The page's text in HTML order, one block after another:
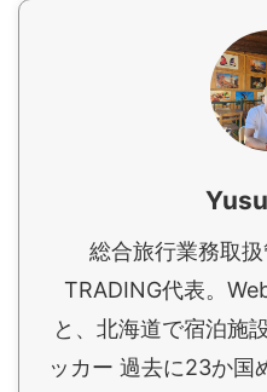
総合旅行業務取
TRADING代表。
と、北海道で宿泊施
ッカー 過去に23か国